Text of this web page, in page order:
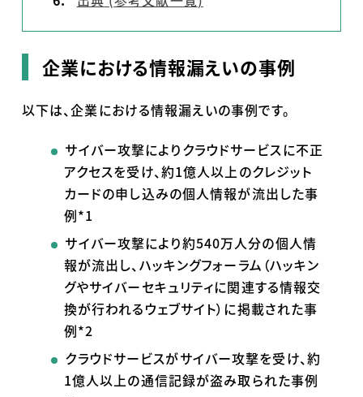
企業における情報漏えいの事例
以下は、企業における情報漏えいの事例です。
サイバー攻撃によりクラウドサービスに不正
アクセスを受け、約1億人以上のクレジット
カードの申し込みの個人情報が流出した事
例*1
サイバー攻撃により約540万人分の個人情
報が流出し、ハッキングフォーラム（ハッキン
グやサイバーセキュリティに関連する情報交
換が行われるウェブサイト）に掲載された事
例*2
クラウドサービスがサイバー攻撃を受け、約
1億人以上の通信記録が盗み取られた事例